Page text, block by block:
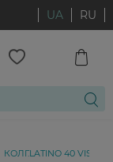
UA RU
КОЛГ.LATINO 40 VISONE